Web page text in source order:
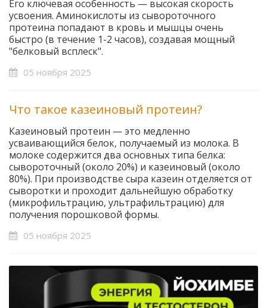
Его ключевая особенность — высокая скорость
усвоения. Аминокислоты из сывороточного
протеина попадают в кровь и мышцы очень
быстро (в течение 1-2 часов), создавая мощный
"белковый всплеск".
05 ноября 2025
Что такое казеиновый протеин?
Казеиновый протеин — это медленно
усваивающийся белок, получаемый из молока. В
молоке содержится два основных типа белка:
сывороточный (около 20%) и казеиновый (около
80%). При производстве сыра казеин отделяется от
сыворотки и проходит дальнейшую обработку
(микрофильтрацию, ультрафильтрацию) для
получения порошковой формы.
05 ноября 2025